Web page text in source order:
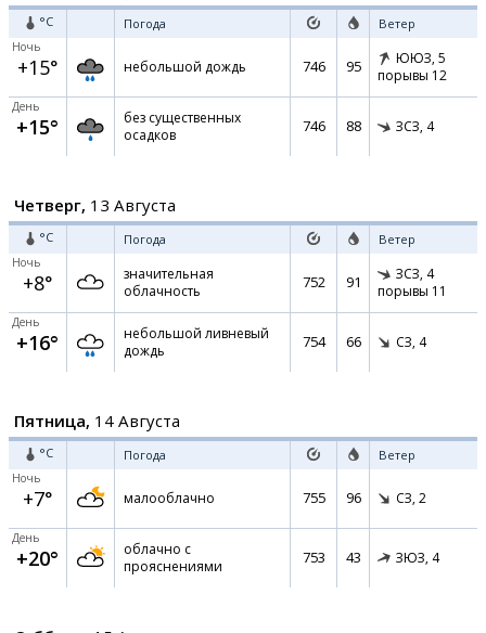
°C Погода Ветер
Ночь
+15° небольшой дождь 746 95 ЮЮЗ, 5
порывы 12
День
+15°
без существенных
осадков
746 88 ЗСЗ, 4
Четверг, 13 Августа
°C Погода Ветер
Ночь
+8°
значительная
облачность
752 91 ЗСЗ, 4
порывы 11
День
+16°
небольшой ливневый
дождь
754 66 СЗ, 4
Пятница, 14 Августа
°C Погода Ветер
Ночь
+7° малооблачно 755 96 СЗ, 2
День
+20°
облачно с
прояснениями
753 43 ЗЮЗ, 4